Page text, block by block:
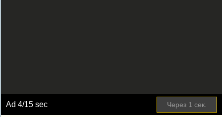
Ad4/15 sec Через 1 сек.